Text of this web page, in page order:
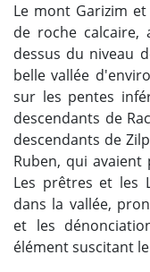
Le mont Garizim
de roche calcaire,
dessus du niveau
belle vallée
sur les pentes
descendants de
descendants de
Ruben, qui
Les prêtres et les
dans la vallée,
et les
élément suscitant